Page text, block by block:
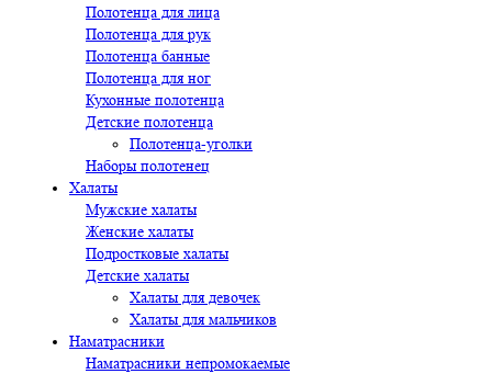
Полотенца для лица
Полотенца для рук
Полотенца банные
Полотенца для ног
Кухонные полотенца
Детские полотенца
Полотенца-уголки
Наборы полотенец
Халаты
Мужские халаты
Женские халаты
Подростковые халаты
Детские халаты
Халаты для девочек
Халаты для мальчиков
Наматрасники
Наматрасники непромокаемые